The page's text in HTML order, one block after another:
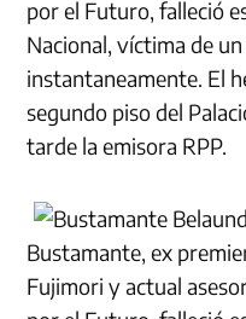
por el Futuro, falleció
Nacional, víctima de
instantaneamente. El
segundo piso del
tarde la emisora RPP.
Bustamante, ex
Fujimori y actual